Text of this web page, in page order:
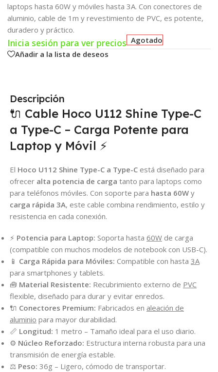
laptops hasta 60W y móviles hasta 3A. Con conectores de
aluminio, cable de 1m y revestimiento de PVC, es potente,
duradero y práctico.
Inicia sesión para ver precios Agotado
Añadir a la lista de deseos
Descripción
🔌 Cable Hoco U112 Shine Type-C
a Type-C – Carga Potente para
Laptop y Móvil ⚡
El Hoco U112 Shine Type-C a Type-C está diseñado para
ofrecer alta potencia de carga tanto para laptops como
para teléfonos móviles. Con soporte para hasta 60W y
carga rápida 3A, este cable combina rendimiento, estilo y
resistencia en cada conexión.
⚡ Potencia para Laptop: Soporta hasta 60W de carga
(compatible con muchos modelos de notebook con USB-C).
📱 Carga Rápida para Móviles: Compatible con hasta 3A
para smartphones y tablets.
🧰 Material Resistente: Recubrimiento externo de PVC
flexible, diseñado para durar y evitar enredos.
🔌 Conectores Premium: Fabricados en aleación de
aluminio para mayor durabilidad.
📏 Longitud: 1 metro – Tamaño ideal para el uso diario.
⚙️ Núcleo Reforzado: Estructura interna robusta para una
transmisión de energía estable.
⚖️ Peso: 36g – Ligero, cómodo de transportar.